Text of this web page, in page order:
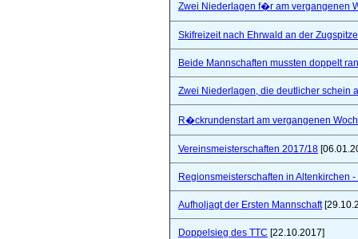
Zwei Niederlagen f�r am vergangenen
Skifreizeit nach Ehrwald an der Zugspitze
Beide Mannschaften mussten doppelt
Zwei Niederlagen, die deutlicher schein
R�ckrundenstart am vergangenen
Vereinsmeisterschaften 2017/18
Regionsmeisterschaften in Altenkirchen
Aufholjagt der Ersten Mannschaft
Doppelsieg des TTC [22.10.2017]